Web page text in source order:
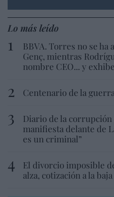
Lo más leído
BBVA. Torres no se ha
Genç, mientras
nombre CEO... y
Centenario de la
Diario de la corrupción
manifiesta delante de
es un criminal”
El divorcio imposible
alza, cotización a la